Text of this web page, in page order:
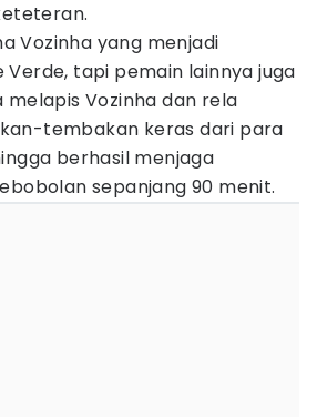
Vozinha yang menjadi
tapi pemain lainnya juga
Vozinha dan rela
tembakan keras dari para
berhasil menjaga
sepanjang 90 menit.